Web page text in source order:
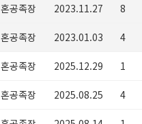
혼공족장 2023.11.27 8
혼공족장 2023.01.03 4
혼공족장 2025.12.29 1
혼공족장 2025.08.25 4